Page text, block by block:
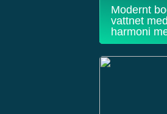
Modernt
vattnet
harmoni